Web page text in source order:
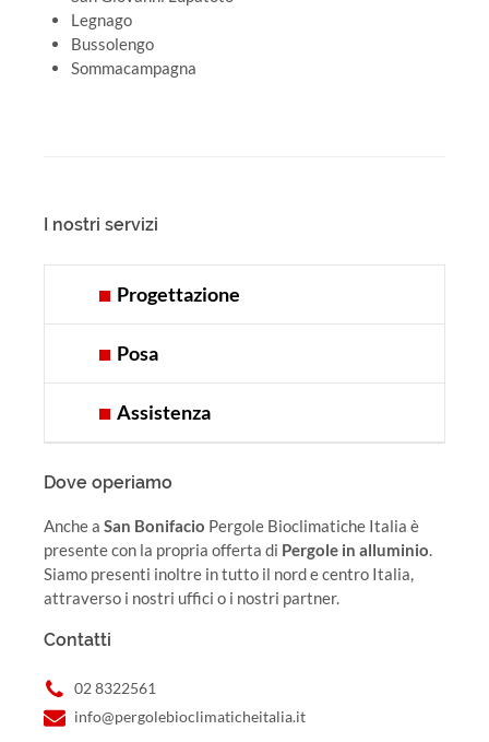
Legnago
Bussolengo
Sommacampagna
I nostri servizi
Progettazione
Posa
Assistenza
Dove operiamo
Anche a San Bonifacio Pergole Bioclimatiche Italia è
presente con la propria offerta di Pergole in alluminio.
Siamo presenti inoltre in tutto il nord e centro Italia,
attraverso i nostri uffici o i nostri partner.
Contatti
02 8322561
info@pergolebioclimaticheitalia.it